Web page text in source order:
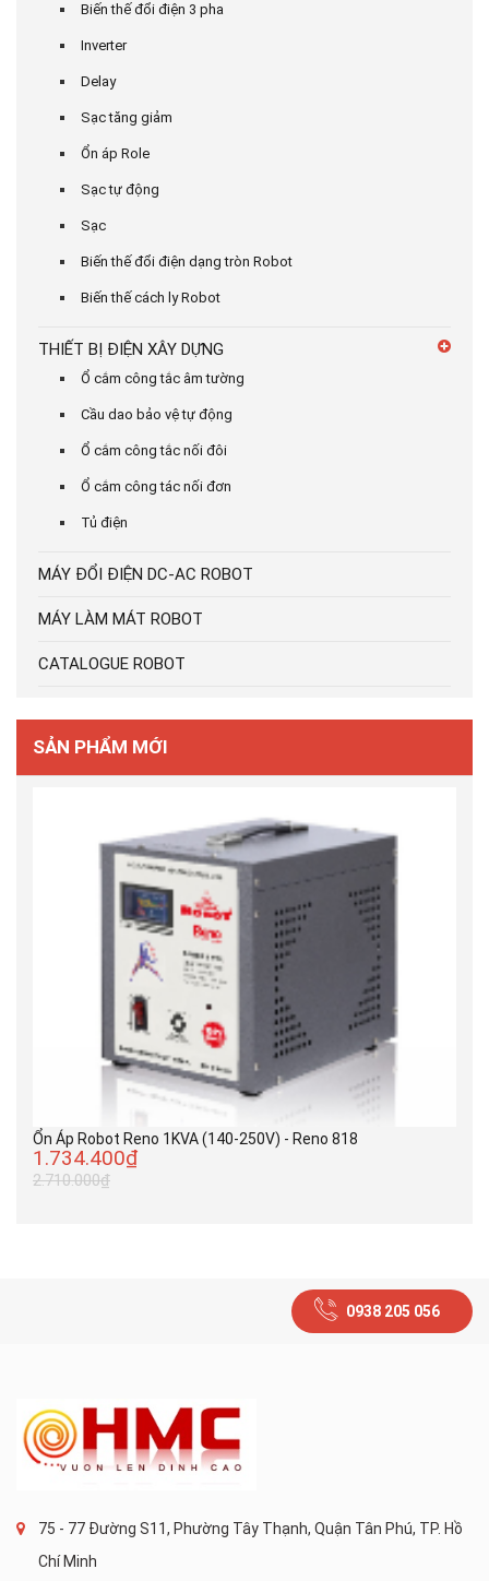
Biến thế đổi điện 3 pha
Inverter
Delay
Sạc tăng giảm
Ổn áp Role
Sạc tự động
Sạc
Biến thế đổi điện dạng tròn Robot
Biến thế cách ly Robot
THIẾT BỊ ĐIỆN XÂY DỰNG
Ổ cắm công tắc âm tường
Cầu dao bảo vệ tự động
Ổ cắm công tắc nối đôi
Ổ cắm công tác nối đơn
Tủ điện
MÁY ĐỔI ĐIỆN DC-AC ROBOT
MÁY LÀM MÁT ROBOT
CATALOGUE ROBOT
SẢN PHẨM MỚI
Ổn Áp Robot Reno 1KVA (140-250V) - Reno 818
1.734.400₫
2.710.000₫
0938 205 056
75 - 77 Đường S11, Phường Tây Thạnh, Quận Tân Phú, TP. Hồ
Chí Minh